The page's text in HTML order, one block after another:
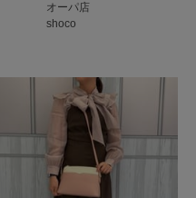
オーパ店
shoco